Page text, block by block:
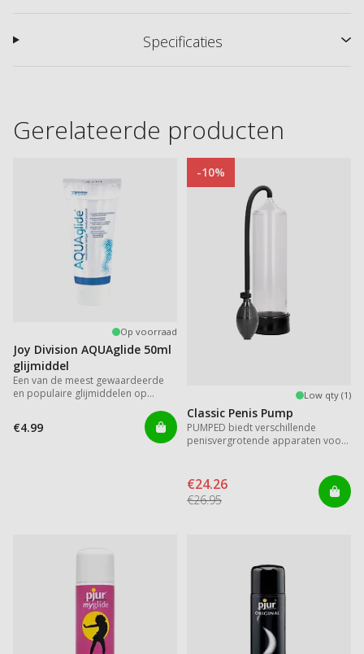
Specificaties
Gerelateerde producten
Op voorraad
Joy Division AQUAglide 50ml
glijmiddel
Een van de meest gewaardeerde
en populaire glijmiddelen op
€4.99
-10%
Low qty (1)
Classic Penis Pump
PUMPED biedt verschillende
penisvergrotende apparaten voor
€24.26
€26.95